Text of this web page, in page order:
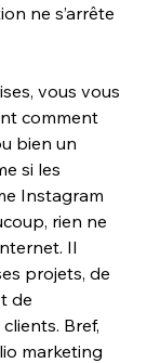
ne s’arrête
vous vous
comment
bien un
si les
Instagram
rien ne
Il
projets, de
de
Bref,
marketing